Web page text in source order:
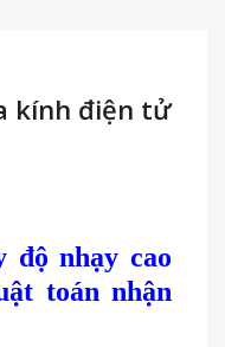
kính điện tử
độ nhạy cao
toán nhận